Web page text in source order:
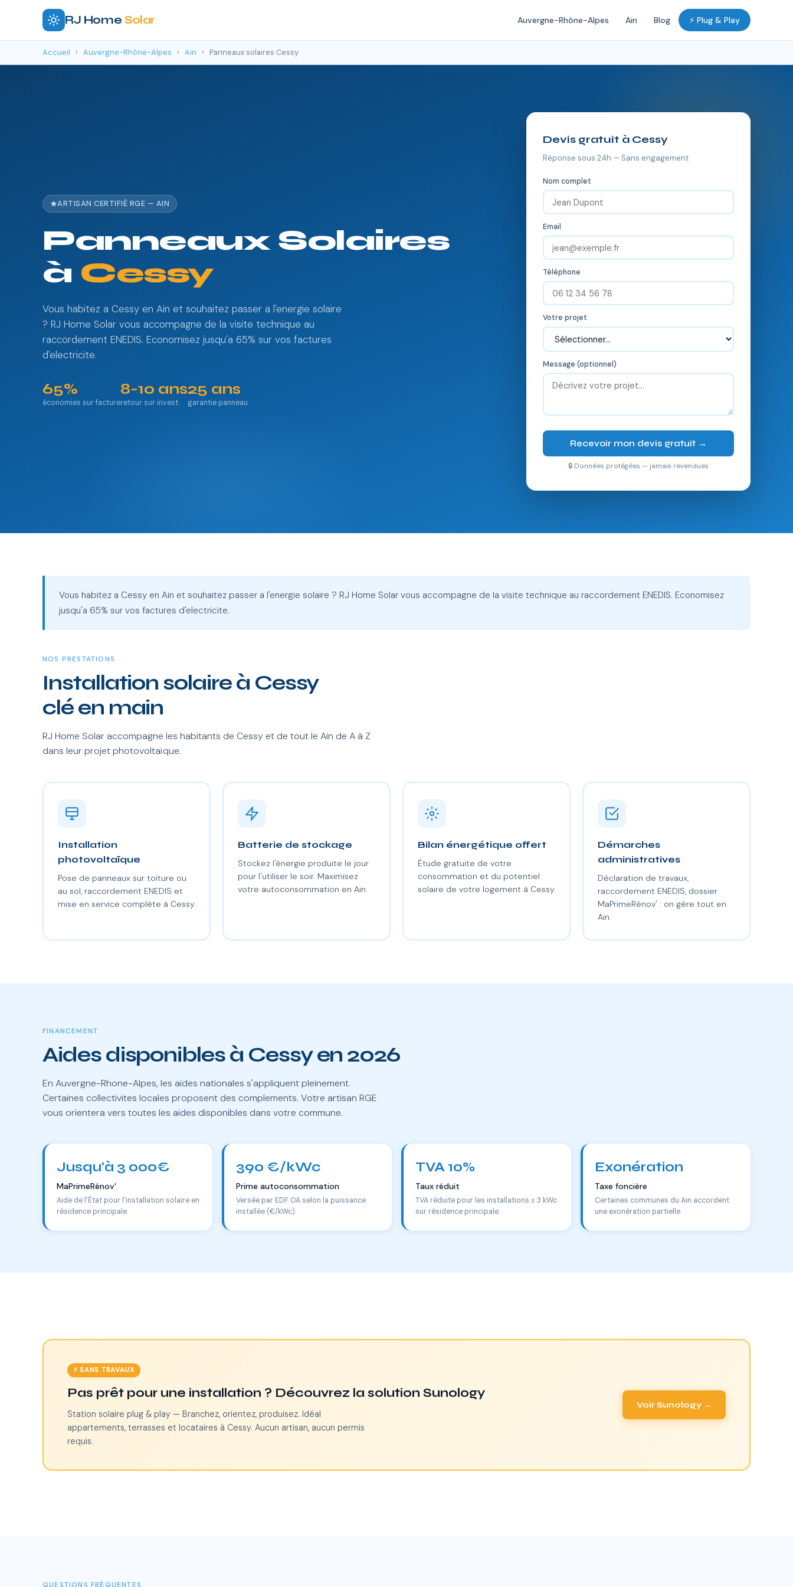
RJ Home Solar Auvergne-Rhône-Alpes Ain Blog ⚡ Plug & Play
Accueil › Auvergne-Rhône-Alpes › Ain › Panneaux solaires Cessy
ARTISAN CERTIFIÉ RGE — AIN
Panneaux Solaires
à Cessy
Vous habitez a Cessy en Ain et souhaitez passer a l'energie solaire
? RJ Home Solar vous accompagne de la visite technique au
raccordement ENEDIS. Economisez jusqu'a 65% sur vos factures
d'electricite.
65%
économies sur facture
8-10 ans
retour sur invest.
25 ans
garantie panneau
Devis gratuit à Cessy
Réponse sous 24h — Sans engagement
Nom complet
Email
Téléphone
Votre projet
Message (optionnel)
Recevoir mon devis gratuit →
🔒 Données protégées — jamais revendues
Vous habitez a Cessy en Ain et souhaitez passer a l'energie solaire ? RJ Home Solar vous accompagne de la visite technique au raccordement ENEDIS. Economisez
jusqu'a 65% sur vos factures d'electricite.
NOS PRESTATIONS
Installation solaire à Cessy
clé en main
RJ Home Solar accompagne les habitants de Cessy et de tout le Ain de A à Z
dans leur projet photovoltaïque.
Installation
photovoltaïque
Pose de panneaux sur toiture ou
au sol, raccordement ENEDIS et
mise en service complète à Cessy.
Batterie de stockage
Stockez l'énergie produite le jour
pour l'utiliser le soir. Maximisez
votre autoconsommation en Ain.
Bilan énergétique offert
Étude gratuite de votre
consommation et du potentiel
solaire de votre logement à Cessy.
Démarches
administratives
Déclaration de travaux,
raccordement ENEDIS, dossier
MaPrimeRénov' : on gère tout en
Ain.
FINANCEMENT
Aides disponibles à Cessy en 2026
En Auvergne-Rhone-Alpes, les aides nationales s'appliquent pleinement.
Certaines collectivites locales proposent des complements. Votre artisan RGE
vous orientera vers toutes les aides disponibles dans votre commune.
Jusqu'à 3 000€
MaPrimeRénov'
Aide de l'État pour l'installation solaire en
résidence principale.
390 €/kWc
Prime autoconsommation
Versée par EDF OA selon la puissance
installée (€/kWc).
TVA 10%
Taux réduit
TVA réduite pour les installations ≤ 3 kWc
sur résidence principale.
Exonération
Taxe foncière
Certaines communes du Ain accordent
une exonération partielle.
⚡ SANS TRAVAUX
Pas prêt pour une installation ? Découvrez la solution Sunology
Station solaire plug & play — Branchez, orientez, produisez. Idéal
appartements, terrasses et locataires à Cessy. Aucun artisan, aucun permis
requis.
Voir Sunology →
QUESTIONS FRÉQUENTES